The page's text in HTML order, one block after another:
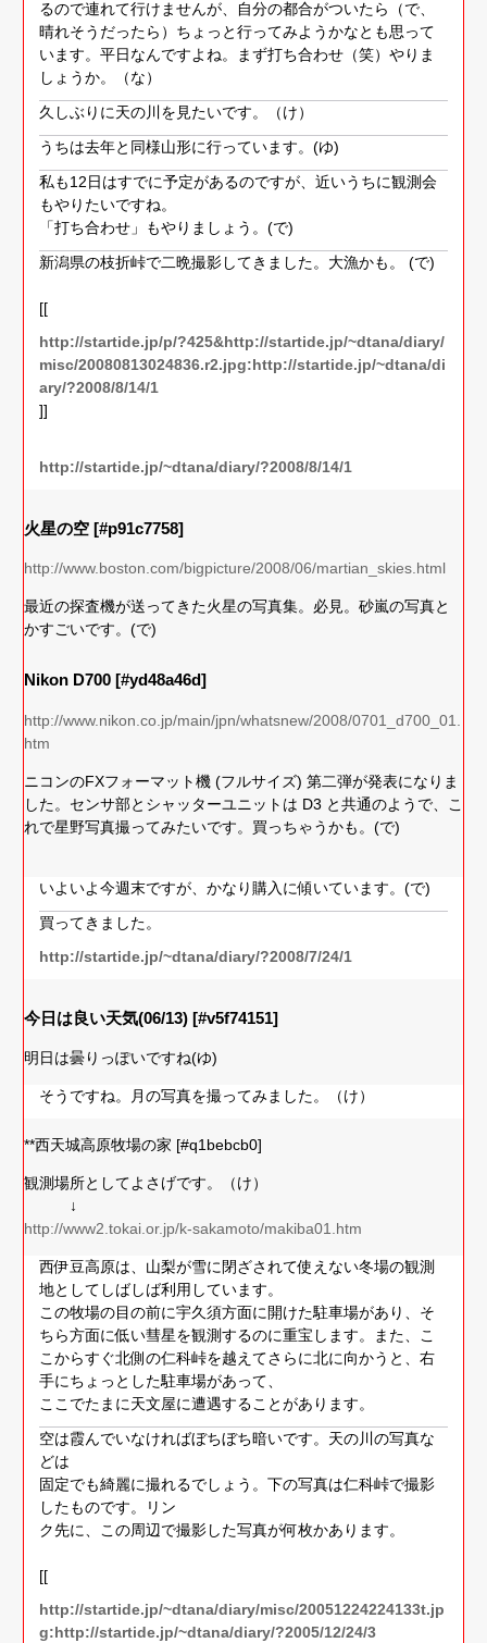
るので連れて行けませんが、自分の都合がついたら（で、
晴れそうだったら）ちょっと行ってみようかなとも思って
います。平日なんですよね。まず打ち合わせ（笑）やりま
しょうか。（な）
久しぶりに天の川を見たいです。（け）
うちは去年と同様山形に行っています。(ゆ)
私も12日はすでに予定があるのですが、近いうちに観測会
もやりたいですね。
「打ち合わせ」もやりましょう。(で)
新潟県の枝折峠で二晩撮影してきました。大漁かも。 (で)
[[
http://startide.jp/p/?425&http://startide.jp/~dtana/diary/
misc/20080813024836.r2.jpg:http://startide.jp/~dtana/di
ary/?2008/8/14/1
]]
http://startide.jp/~dtana/diary/?2008/8/14/1
火星の空 [#p91c7758]
http://www.boston.com/bigpicture/2008/06/martian_skies.html
最近の探査機が送ってきた火星の写真集。必見。砂嵐の写真と
かすごいです。(で)
Nikon D700 [#yd48a46d]
http://www.nikon.co.jp/main/jpn/whatsnew/2008/0701_d700_01.
htm
ニコンのFXフォーマット機 (フルサイズ) 第二弾が発表になりま
した。センサ部とシャッターユニットは D3 と共通のようで、こ
れで星野写真撮ってみたいです。買っちゃうかも。(で)
いよいよ今週末ですが、かなり購入に傾いています。(で)
買ってきました。
http://startide.jp/~dtana/diary/?2008/7/24/1
今日は良い天気(06/13) [#v5f74151]
明日は曇りっぽいですね(ゆ)
そうですね。月の写真を撮ってみました。（け）
**西天城高原牧場の家 [#q1bebcb0]
観測場所としてよさげです。（け）
↓
http://www2.tokai.or.jp/k-sakamoto/makiba01.htm
西伊豆高原は、山梨が雪に閉ざされて使えない冬場の観測
地としてしばしば利用しています。
この牧場の目の前に宇久須方面に開けた駐車場があり、そ
ちら方面に低い彗星を観測するのに重宝します。また、こ
こからすぐ北側の仁科峠を越えてさらに北に向かうと、右
手にちょっとした駐車場があって、
ここでたまに天文屋に遭遇することがあります。
空は霞んでいなければぼちぼち暗いです。天の川の写真な
どは
固定でも綺麗に撮れるでしょう。下の写真は仁科峠で撮影
したものです。リン
ク先に、この周辺で撮影した写真が何枚かあります。
[[
http://startide.jp/~dtana/diary/misc/20051224224133t.jp
g:http://startide.jp/~dtana/diary/?2005/12/24/3